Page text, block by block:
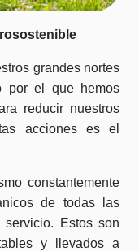
grandes nortes
por el que hemos
reducir nuestros
acciones es el
constantemente
de todas las
Estos son
y llevados a